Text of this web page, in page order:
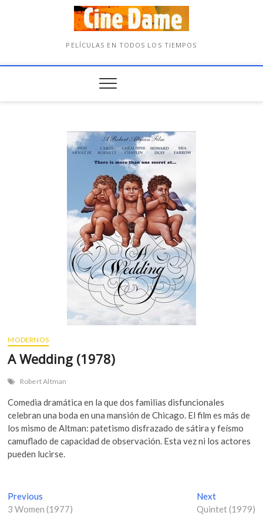
PELÍCULAS EN TODOS LOS TIEMPOS
MODERNOS
A Wedding (1978)
Robert Altman
Comedia dramática en la que dos familias disfuncionales
celebran una boda en una mansión de Chicago. El film es más de
los mismo de Altman: patetismo disfrazado de sátira y feísmo
camuflado de capacidad de observación. Esta vez ni los actores
pueden lucirse.
N
a
Previous
r
3 Women (1977)
NextN
e
Quintet (1979)